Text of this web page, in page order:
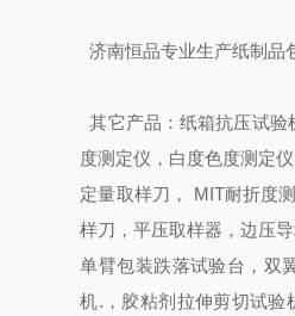
济南恒品专业生产纸制品
其它产品：纸箱抗压试
度测定仪，白度色度测定
定量取样刀， MIT耐折度
样刀，平压取样器，边压
单臂包装跌落试验台，双
机.，胶粘剂拉伸剪切试验